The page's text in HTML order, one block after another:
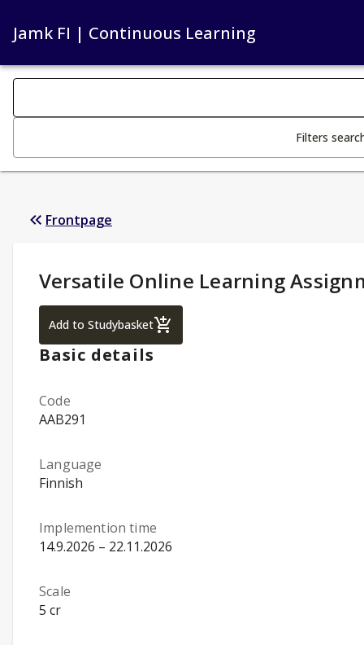
Jamk FI | Continuous Learning
Search filters
Filters
Frontpage
Study Details:
Versatile Online Learning
Add to StudybasketVersatile Online Learning Assignments
Basic details
Code
AAB291
Language
Finnish
Implemention time
14.9.2026 – 22.11.2026
Scale
5 cr